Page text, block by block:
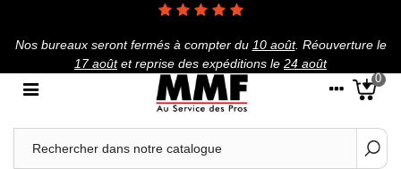
Nos bureaux seront fermés à compter du 10 août. Réouverture le
17 aoûtet reprise des expéditions le 24 août
0